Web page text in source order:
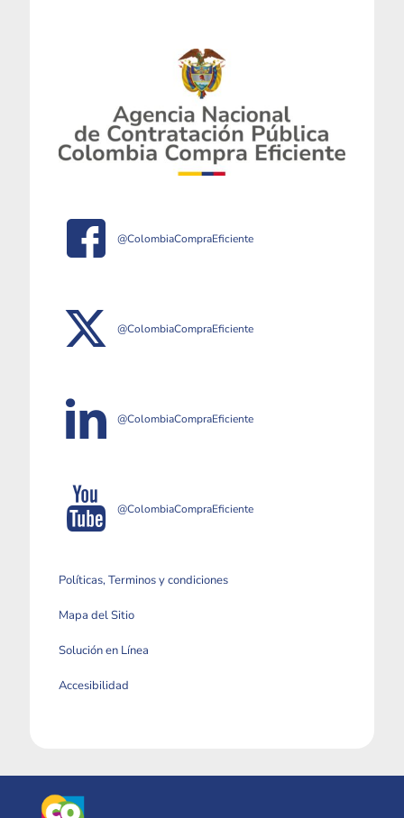
@ColombiaCompraEficiente
@ColombiaCompraEficiente
@ColombiaCompraEficiente
@ColombiaCompraEficiente
Políticas, Terminos y condiciones
Mapa del Sitio
Solución en Línea
Accesibilidad